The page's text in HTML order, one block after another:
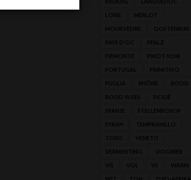
LOIRE MERLOT
MOURVÈDRE OOSTENRIJK
PAYS D'OC PFALZ
PIEMONTE PINOT NOIR
PORTUGAL PRIMITIVO
PUGLIA RHÔNE ROOD
ROOD VLEES SICILIË
SPANJE STELLENBOSCH
SYRAH TEMPRANILLO
TORO VENETO
VERMENTINO VIOGNIER
VIS VOL VS WARM